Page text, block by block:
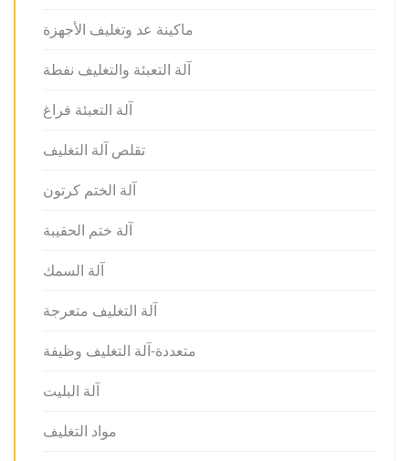
ماكينة عد وتغليف الأجهزة
آلة التعبئة والتغليف نفطة
آلة التعبئة فراغ
تقلص آلة التغليف
آلة الختم كرتون
آلة ختم الحقيبة
آلة السمك
آلة التغليف متعرجة
متعددة-آلة التغليف وظيفة
آلة البليت
مواد التغليف